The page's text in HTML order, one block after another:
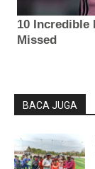
BACA JUGA